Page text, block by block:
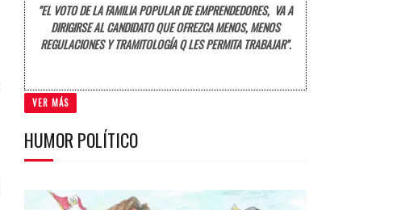
"EL VOTO DE LA FAMILIA POPULAR DE EMPRENDEDORES, VA A
DIRIGIRSE AL CANDIDATO QUE OFREZCA MENOS, MENOS
REGULACIONES Y TRAMITOLOGÍA Q LES PERMITA TRABAJAR".
VER MÁS
HUMOR POLÍTICO